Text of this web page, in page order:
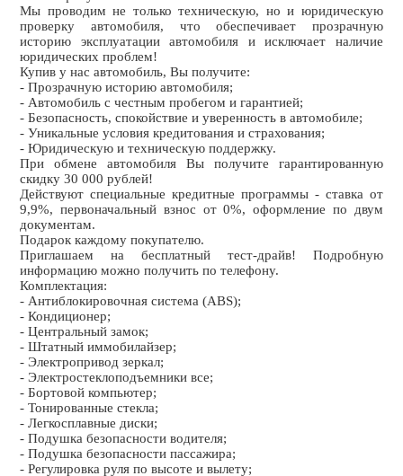
Мы проводим не только техническую, но и юридическую
проверку автомобиля, что обеспечивает прозрачную
историю эксплуатации автомобиля и исключает наличие
юридических проблем!
Купив у нас автомобиль, Вы получите:
- Прозрачную историю автомобиля;
- Автомобиль с честным пробегом и гарантией;
- Безопасность, спокойствие и уверенность в автомобиле;
- Уникальные условия кредитования и страхования;
- Юридическую и техническую поддержку.
При обмене автомобиля Вы получите гарантированную
скидку 30 000 рублей!
Действуют специальные кредитные программы - ставка от
9,9%, первоначальный взнос от 0%, оформление по двум
документам.
Подарок каждому покупателю.
Приглашаем на бесплатный тест-драйв! Подробную
информацию можно получить по телефону.
Комплектация:
- Антиблокировочная система (ABS);
- Кондиционер;
- Центральный замок;
- Штатный иммобилайзер;
- Электропривод зеркал;
- Электростеклоподъемники все;
- Бортовой компьютер;
- Тонированные стекла;
- Легкосплавные диски;
- Подушка безопасности водителя;
- Подушка безопасности пассажира;
- Регулировка руля по высоте и вылету;